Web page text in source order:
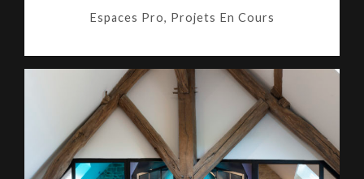
Espaces Pro, Projets En Cours